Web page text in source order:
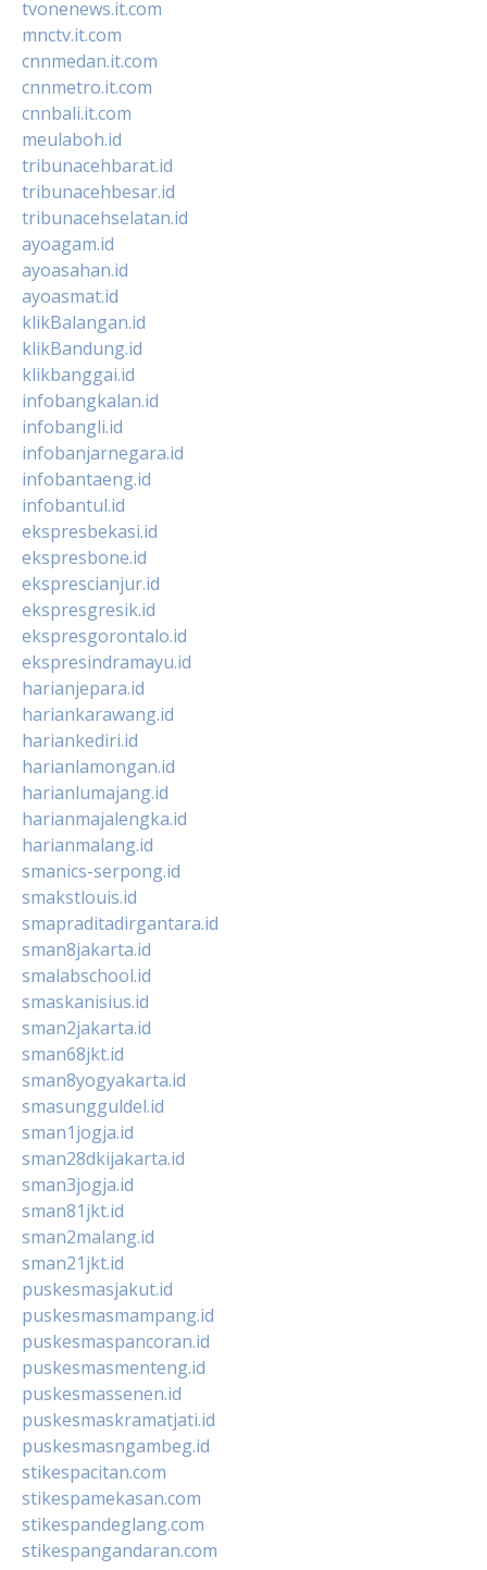
tvonenews.it.com
mnctv.it.com
cnnmedan.it.com
cnnmetro.it.com
cnnbali.it.com
meulaboh.id
tribunacehbarat.id
tribunacehbesar.id
tribunacehselatan.id
ayoagam.id
ayoasahan.id
ayoasmat.id
klikBalangan.id
klikBandung.id
klikbanggai.id
infobangkalan.id
infobangli.id
infobanjarnegara.id
infobantaeng.id
infobantul.id
ekspresbekasi.id
ekspresbone.id
eksprescianjur.id
ekspresgresik.id
ekspresgorontalo.id
ekspresindramayu.id
harianjepara.id
hariankarawang.id
hariankediri.id
harianlamongan.id
harianlumajang.id
harianmajalengka.id
harianmalang.id
smanics-serpong.id
smakstlouis.id
smapraditadirgantara.id
sman8jakarta.id
smalabschool.id
smaskanisius.id
sman2jakarta.id
sman68jkt.id
sman8yogyakarta.id
smasungguldel.id
sman1jogja.id
sman28dkijakarta.id
sman3jogja.id
sman81jkt.id
sman2malang.id
sman21jkt.id
puskesmasjakut.id
puskesmasmampang.id
puskesmaspancoran.id
puskesmasmenteng.id
puskesmassenen.id
puskesmaskramatjati.id
puskesmasngambeg.id
stikespacitan.com
stikespamekasan.com
stikespandeglang.com
stikespangandaran.com